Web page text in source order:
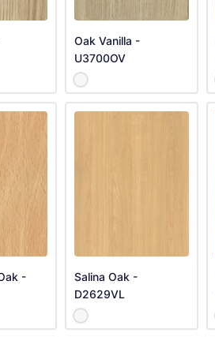
Oak Vanilla -
U3700OV
-
Salina Oak -
D2629VL